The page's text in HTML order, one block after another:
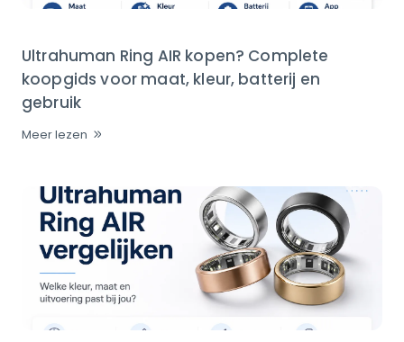
Ultrahuman Ring AIR kopen? Complete
koopgids voor maat, kleur, batterij en
gebruik
Meer lezen